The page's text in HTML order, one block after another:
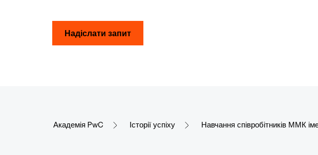
Надіслати запит
Академія PwC Історії успіху Навчання співробітників ММК